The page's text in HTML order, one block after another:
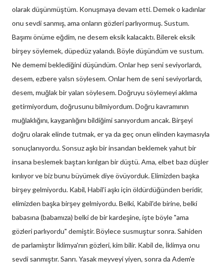
olarak düşünmüştüm. Konuşmaya devam etti. Demek o kadınlar
onu sevdi sanmış, ama onların gözleri parlıyormuş. Sustum.
Başımı önüme eğdim, ne desem eksik kalacaktı. Bilerek eksik
birşey söylemek, düpedüz yalandı. Böyle düşündüm ve sustum.
Ne dememi beklediğini düşündüm. Onlar hep seni seviyorlardı,
desem, ezbere yalsn söylesem. Onlar hem de seni seviyorlardı,
desem, muğlak bir yalan söylesem. Doğruyu söylemeyi aklıma
getirmiyordum, doğrusunu bilmiyordum. Doğru kavramının
muğlaklığını, kayganlığını bildiğimi sanıyordum ancak. Birşeyi
doğru olarak elinde tutmak, er ya da geç onun elinden kaymasıyla
sonuçlanıyordu. Sonsuz aşkı bir insandan beklemek yahut bir
insana beslemek baştan kırılgan bir düştü. Ama, elbet bazı düşler
kırılıyor ve biz bunu büyümek diye övüyorduk. Elimizden başka
birşey gelmiyordu. Kabil, Habil'i aşkı için öldürdüğünden beridir,
elimizden başka birşey gelmiyordu. Belki, Kabil'de birine, belki
babasına (babamıza) belki de bir kardeşine, işte böyle "ama
gözleri parlıyordu" demiştir. Böylece susmuştur sonra. Sahiden
de parlamiıştır İklimya'nın gözleri, kim bilir. Kabil de, İklimya onu
sevdi sanmıştır. Sanrı. Yasak meyveyi yiyen, sonra da Adem'e